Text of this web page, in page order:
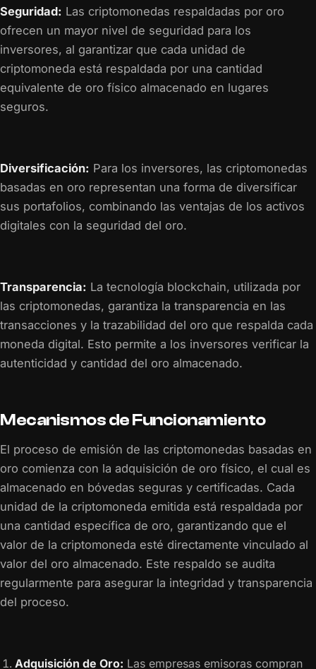
Seguridad: Las criptomonedas respaldadas por oro
ofrecen un mayor nivel de seguridad para los
inversores, al garantizar que cada unidad de
criptomoneda está respaldada por una cantidad
equivalente de oro físico almacenado en lugares
seguros.
Diversificación: Para los inversores, las criptomonedas
basadas en oro representan una forma de diversificar
sus portafolios, combinando las ventajas de los activos
digitales con la seguridad del oro.
Transparencia: La tecnología blockchain, utilizada por
las criptomonedas, garantiza la transparencia en las
transacciones y la trazabilidad del oro que respalda cada
moneda digital. Esto permite a los inversores verificar la
autenticidad y cantidad del oro almacenado.
Mecanismos de Funcionamiento
El proceso de emisión de las criptomonedas basadas en
oro comienza con la adquisición de oro físico, el cual es
almacenado en bóvedas seguras y certificadas. Cada
unidad de la criptomoneda emitida está respaldada por
una cantidad específica de oro, garantizando que el
valor de la criptomoneda esté directamente vinculado al
valor del oro almacenado. Este respaldo se audita
regularmente para asegurar la integridad y transparencia
del proceso.
Adquisición de Oro: Las empresas emisoras compran